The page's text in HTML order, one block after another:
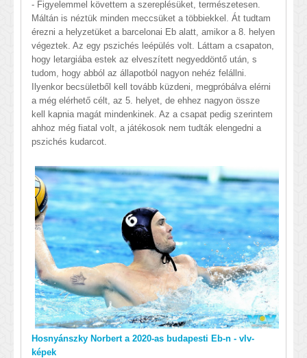
- Figyelemmel követtem a szereplésüket, természetesen.
Máltán is néztük minden meccsüket a többiekkel. Át tudtam
érezni a helyzetüket a barcelonai Eb alatt, amikor a 8. helyen
végeztek. Az egy pszichés leépülés volt. Láttam a csapaton,
hogy letargiába estek az elveszített negyeddöntő után, s
tudom, hogy abból az állapotból nagyon nehéz felállni.
Ilyenkor becsületből kell tovább küzdeni, megpróbálva elérni
a még elérhető célt, az 5. helyet, de ehhez nagyon össze
kell kapnia magát mindenkinek. Az a csapat pedig szerintem
ahhoz még fiatal volt, a játékosok nem tudták elengedni a
pszichés kudarcot.
Hosnyánszky Norbert a 2020-as budapesti Eb-n - vlv-
képek